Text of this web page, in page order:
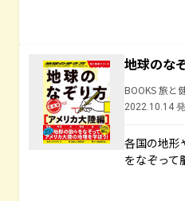
地球のな
BOOKS 旅と
2022.10.14
各国の地形
をなぞって